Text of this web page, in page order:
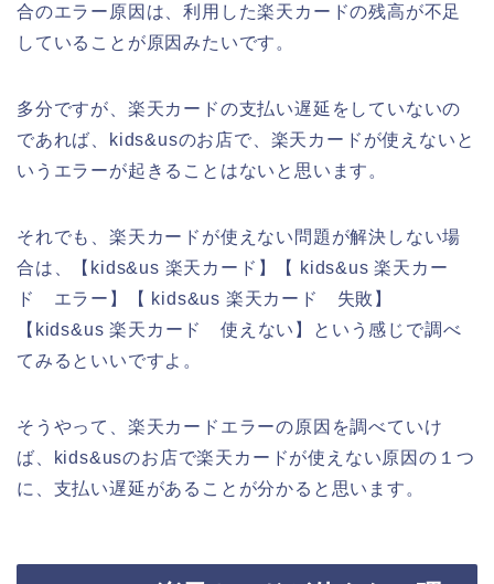
合のエラー原因は、利用した楽天カードの残高が不足
していることが原因みたいです。
多分ですが、楽天カードの支払い遅延をしていないの
であれば、kids&usのお店で、楽天カードが使えないと
いうエラーが起きることはないと思います。
それでも、楽天カードが使えない問題が解決しない場
合は、【kids&us 楽天カード】【 kids&us 楽天カー
ド エラー】【 kids&us 楽天カード 失敗】
【kids&us 楽天カード 使えない】という感じで調べ
てみるといいですよ。
そうやって、楽天カードエラーの原因を調べていけ
ば、kids&usのお店で楽天カードが使えない原因の１つ
に、支払い遅延があることが分かると思います。